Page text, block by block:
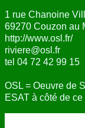
1 rue Chanoine
69270 Couzon au
http://www.osl.fr/
riviere@osl.fr
tel 04 72 42 99 15
OSL = Oeuvre de
ESAT à côté de